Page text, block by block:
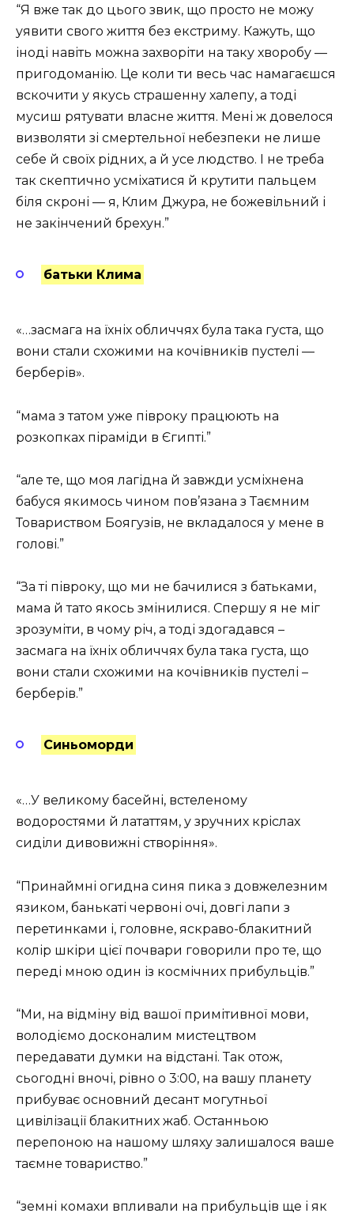
“Я вже так до цього звик, що просто не можу
уявити свого життя без екстриму. Кажуть, що
іноді навіть можна захворіти на таку хворобу —
пригодоманію. Це коли ти весь час намагаєшся
вскочити у якусь страшенну халепу, а тоді
мусиш рятувати власне життя. Мені ж довелося
визволяти зі смертельної небезпеки не лише
себе й своїх рідних, а й усе людство. І не треба
так скептично усміхатися й крутити пальцем
біля скроні — я, Клим Джура, не божевільний і
не закінчений брехун.”
батьки Клима
«…засмага на їхніх обличчях була така густа, що
вони стали схожими на кочівників пустелі —
берберів».
“мама з татом уже півроку працюють на
розкопках піраміди в Єгипті.”
“але те, що моя лагідна й завжди усміхнена
бабуся якимось чином пов’язана з Таємним
Товариством Боягузів, не вкладалося у мене в
голові.”
“За ті півроку, що ми не бачилися з батьками,
мама й тато якось змінилися. Спершу я не міг
зрозуміти, в чому річ, а тоді здогадався –
засмага на їхніх обличчях була така густа, що
вони стали схожими на кочівників пустелі –
берберів.”
Синьоморди
«…У великому басейні, встеленому
водоростями й лататтям, у зручних кріслах
сиділи дивовижні створіння».
“Принаймні огидна синя пика з довжелезним
язиком, банькаті червоні очі, довгі лапи з
перетинками і, головне, яскраво-блакитний
колір шкіри цієї почвари говорили про те, що
переді мною один із космічних прибульців.”
“Ми, на відміну від вашої примітивної мови,
володіємо досконалим мистецтвом
передавати думки на відстані. Так отож,
сьогодні вночі, рівно о 3:00, на вашу планету
прибуває основний десант могутньої
цивілізації блакитних жаб. Останньою
перепоною на нашому шляху залишалося ваше
таємне товариство.”
“земні комахи впливали на прибульців ще і як